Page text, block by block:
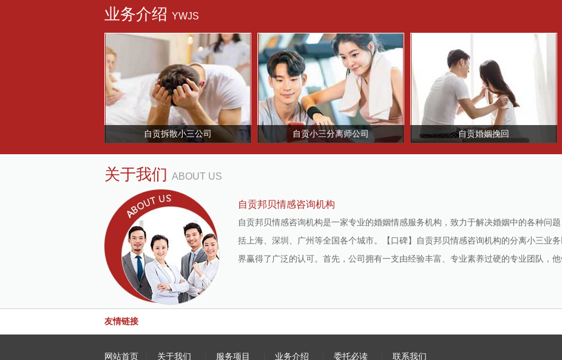
业务介绍 YWJS
自贡拆散小三公司 自贡小三分离师公司 自贡婚姻挽回
关于我们 ABOUT US
自贡邦贝情感咨询机构
自贡邦贝情感咨询机构是一家专业的婚姻情感服务机构，致力于解决婚姻中的各种问
括上海、深圳、广州等全国各个城市。【口碑】自贡邦贝情感咨询机构的分离小三业
界赢得了广泛的认可。首先，公司拥有一支由经验丰富、专业素养过硬的专业团队，
友情链接
网站首页 关于我们 服务项目 业务介绍 委托必读 联系我们